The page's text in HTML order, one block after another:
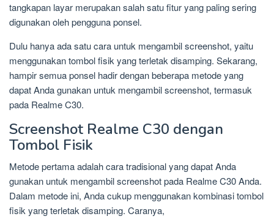
tangkapan layar merupakan salah satu fitur yang paling sering
digunakan oleh pengguna ponsel.
Dulu hanya ada satu cara untuk mengambil screenshot, yaitu
menggunakan tombol fisik yang terletak disamping. Sekarang,
hampir semua ponsel hadir dengan beberapa metode yang
dapat Anda gunakan untuk mengambil screenshot, termasuk
pada Realme C30.
Screenshot Realme C30 dengan
Tombol Fisik
Metode pertama adalah cara tradisional yang dapat Anda
gunakan untuk mengambil screenshot pada Realme C30 Anda.
Dalam metode ini, Anda cukup menggunakan kombinasi tombol
fisik yang terletak disamping. Caranya,